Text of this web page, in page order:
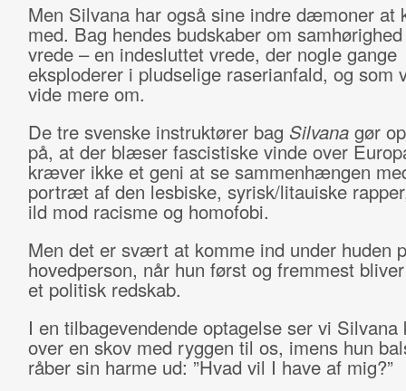
Men Silvana har også sine indre dæmoner at
med. Bag hendes budskaber om
vrede – en indesluttet vrede, der nogle gange
eksploderer i pludselige raserianfald, og som
vide mere om.
De tre svenske instruktører bag Silvanagør
på, at der blæser fascistiske vinde over
kræver ikke et geni at se sammenhængen
portræt af den lesbiske, syrisk/litauiske
ild mod racisme og homofobi.
Men det er svært at komme ind under huden
hovedperson, når hun først og fremmest
et politisk redskab.
I en tilbagevendende optagelse ser vi Silvana
over en skov med ryggen til os, imens hun
råber sin harme ud: ”Hvad vil I have af mig?”